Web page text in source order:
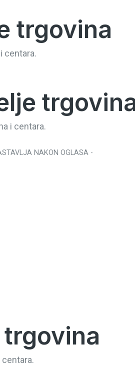
trgovina
centara.
i centara.
NAKON OGLASA -